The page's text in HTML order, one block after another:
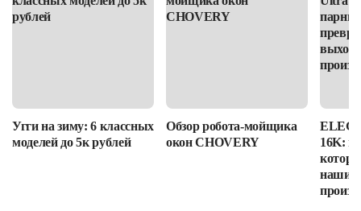
Угги на зиму: 6 классных
моделей до 5к рублей
Обзор робота-мойщика
окон CHOVERY
16K:
наши